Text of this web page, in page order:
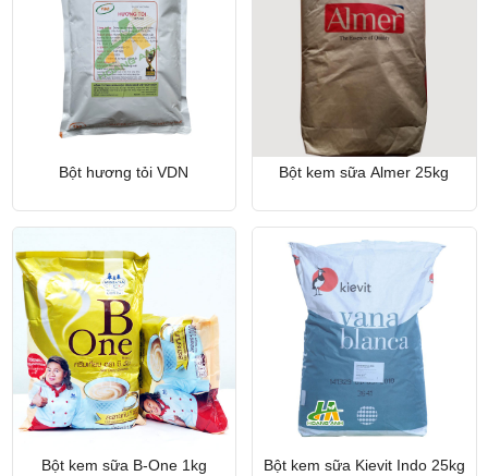
Bột hương tỏi VDN Bột kem sữa Almer 25kg
Bột kem sữa B-One 1kg Bột kem sữa Kievit Indo 25kg